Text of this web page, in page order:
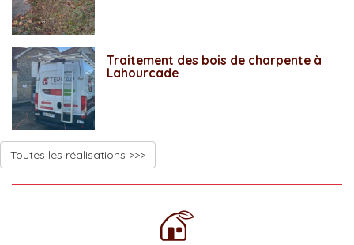
Traitement des bois de charpente à
Lahourcade
Toutes les réalisations >>>